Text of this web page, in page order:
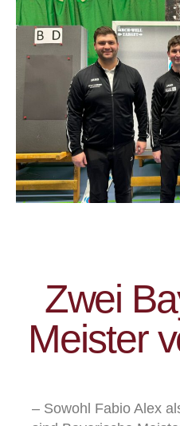
Zwei
Meister
– Sowohl Fabio Alex